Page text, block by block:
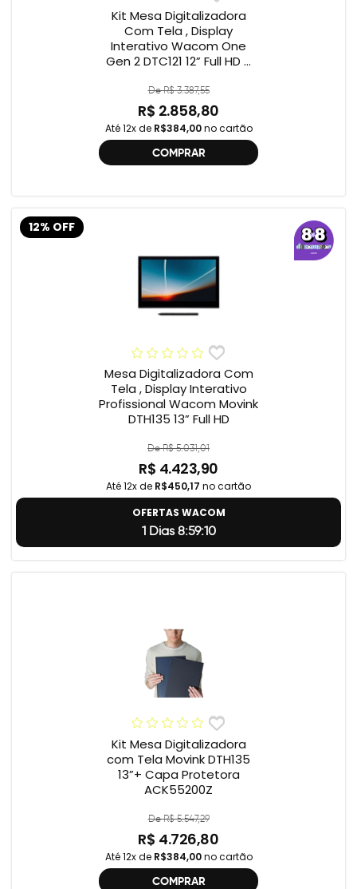
Kit Mesa Digitalizadora
Com Tela , Display
Interativo Wacom One
Gen 2 DTC121 12” Full HD +
geração , DTC121 ,
DTH134W,
De R$ 3.387,55
R$ 2.858,80
Até 12x de R$384,00no cartão
COMPRAR
12% OFF
Mesa Digitalizadora Com
Tela , Display Interativo
Profissional Wacom Movink
DTH135 13” Full HD
De R$ 5.031,01
R$ 4.423,90
Até 12x de R$450,17 no cartão
OFERTAS WACOM
1 Dias 8:59:9
Kit Mesa Digitalizadora
com Tela Movink DTH135
13”+ Capa Protetora
ACK55200Z
De R$ 5.547,29
R$ 4.726,80
Até 12x de R$384,00no cartão
COMPRAR